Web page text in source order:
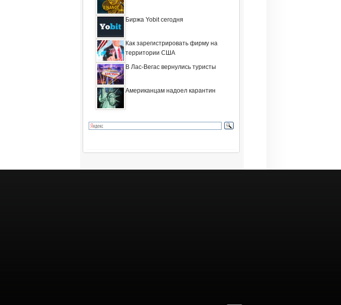
Биржа Yobit сегодня
Как зарегистрировать фирму на
территории США
В Лас-Вегас вернулись туристы
Американцам надоел карантин